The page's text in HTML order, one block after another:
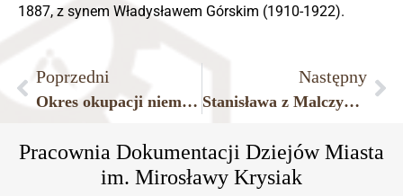
1887, z synem Władysławem Górskim (1910-1922).
Poprzedni
Okres okupacji niemieckiej, wspólne kolędowanie w jednym z płońskich domów przy dawnej ulicy 3 Maja (dziś Wolności).
Następny
Stanisława z Malczykowskich Jędrzejewiczowa (1862-1934), żona płońskiego lekarza i astronoma doktora Jana W. Jędrzejewicza.
Pracownia Dokumentacji Dziejów Miasta
im. Mirosławy Krysiak